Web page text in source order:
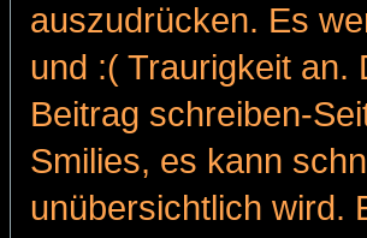
auszudrücken. Es
und :( Traurigkeit an.
Beitrag schreiben-
Smilies, es kann
unübersichtlich wird.